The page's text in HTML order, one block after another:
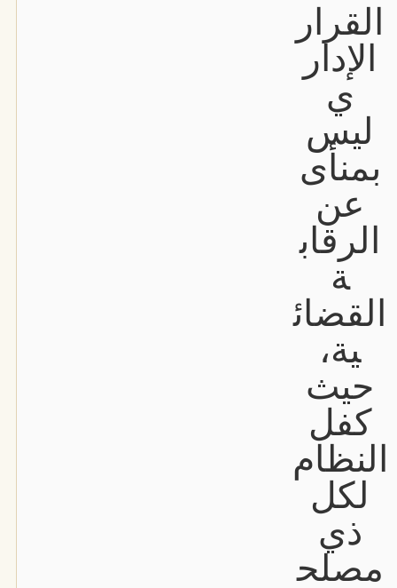
القرار
الإدار
ي
ليس
بمنأى
عن
الرقاب
ة
القضائ
ية،
حيث
كفل
النظام
لكل
ذي
مصلح